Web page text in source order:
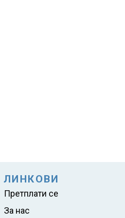
ЛИНКОВИ
Претплати се
За нас